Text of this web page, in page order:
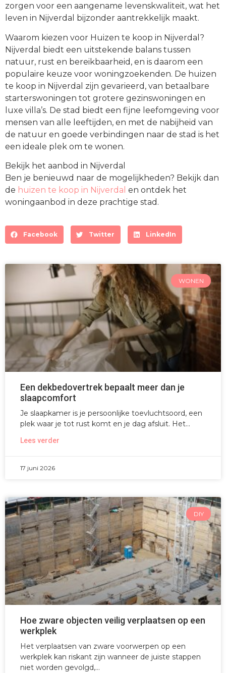
zorgen voor een aangename levenskwaliteit, wat het
leven in Nijverdal bijzonder aantrekkelijk maakt.
Waarom kiezen voor Huizen te koop in Nijverdal?
Nijverdal biedt een uitstekende balans tussen
natuur, rust en bereikbaarheid, en is daarom een
populaire keuze voor woningzoekenden. De huizen
te koop in Nijverdal zijn gevarieerd, van betaalbare
starterswoningen tot grotere gezinswoningen en
luxe villa’s. De stad biedt een fijne leefomgeving voor
mensen van alle leeftijden, en met de nabijheid van
de natuur en goede verbindingen naar de stad is het
een ideale plek om te wonen.
Bekijk het aanbod in Nijverdal
Ben je benieuwd naar de mogelijkheden? Bekijk dan
de huizen te koop in Nijverdal en ontdek het
woningaanbod in deze prachtige stad.
Facebook Twitter LinkedIn
WONEN
Een dekbedovertrek bepaalt meer dan je
slaapcomfort
Je slaapkamer is je persoonlijke toevluchtsoord, een
plek waar je tot rust komt en je dag afsluit. Het
Lees verder
17 juni 2026
DIY
Hoe zware objecten veilig verplaatsen op een
werkplek
Het verplaatsen van zware voorwerpen op een
werkplek kan riskant zijn wanneer de juiste stappen
niet worden gevolgd,